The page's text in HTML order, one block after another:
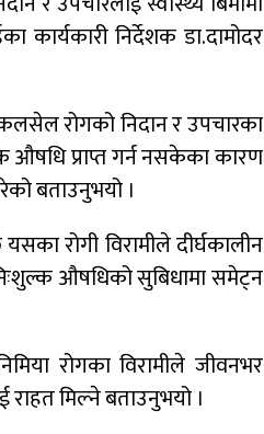
कार्यकारी निर्देशक डा.दामोदर
रोगको निदान र उपचारका
औषधि प्राप्त गर्न नसकेका कारण
बताउनुभयो ।
रोगी विरामीले दीर्घकालीन
औषधिको सुबिधामा समेट्न
रोगका विरामीले जीवनभर
राहत मिल्ने बताउनुभयो ।